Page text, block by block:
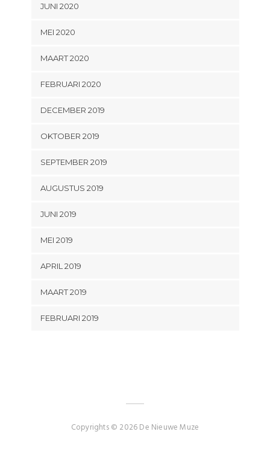
JUNI 2020
MEI 2020
MAART 2020
FEBRUARI 2020
DECEMBER 2019
OKTOBER 2019
SEPTEMBER 2019
AUGUSTUS 2019
JUNI 2019
MEI 2019
APRIL 2019
MAART 2019
FEBRUARI 2019
Copyrights © 2026 De Nieuwe Muze